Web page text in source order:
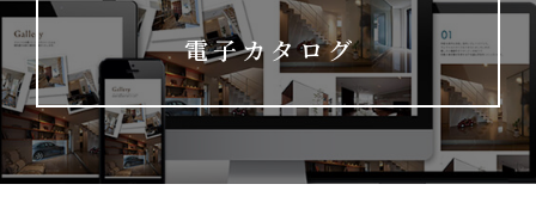
電子カタログ